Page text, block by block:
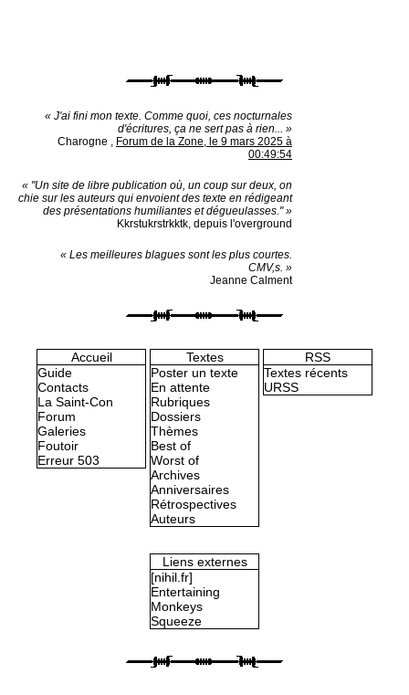
« J'ai fini mon texte. Comme quoi, ces nocturnales
d'écritures, ça ne sert pas à rien... »
Charogne , Forum de la Zone, le 9 mars 2025 à
00:49:54
« "Un site de libre publication où, un coup sur deux, on
chie sur les auteurs qui envoient des texte en rédigeant
des présentations humiliantes et dégueulasses." »
Kkrstukrstrkktk, depuis l'overground
« Les meilleures blagues sont les plus courtes.
CMV,s. »
Jeanne Calment
Accueil
Guide
Contacts
La Saint-Con
Forum
Galeries
Foutoir
Erreur 503
Textes
Poster un texte
En attente
Rubriques
Dossiers
Thèmes
Best of
Worst of
Archives
Anniversaires
Rétrospectives
Auteurs
RSS
Textes récents
URSS
Liens externes
[nihil.fr]
Entertaining
Monkeys
Squeeze